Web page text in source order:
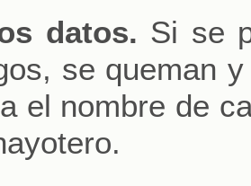
datos. Si se
se queman
el nombre de